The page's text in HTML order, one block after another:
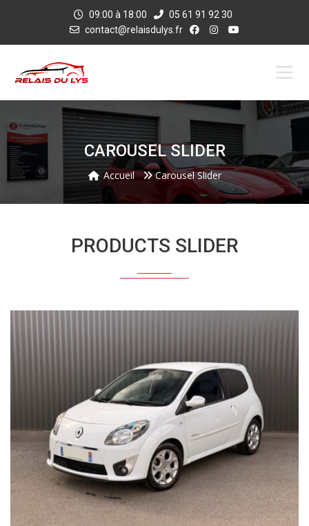
09:00 à 18:00
05 61 91 92 30
contact@relaisdulys.fr
CAROUSEL SLIDER
Accueil Carousel Slider
PRODUCTS SLIDER